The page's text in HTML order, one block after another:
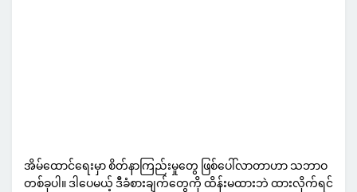
အိမ်ထောင်ရေးမှာ စိတ်နာကြည်းမှုတွေ ဖြစ်ပေါ်လာတာဟာ သဘာဝ
တစ်ခုပါ။ ဒါပေမယ့် ဒီခံစားချက်တွေကို ထိန်းမထားဘဲ ထားလိုက်ရင်